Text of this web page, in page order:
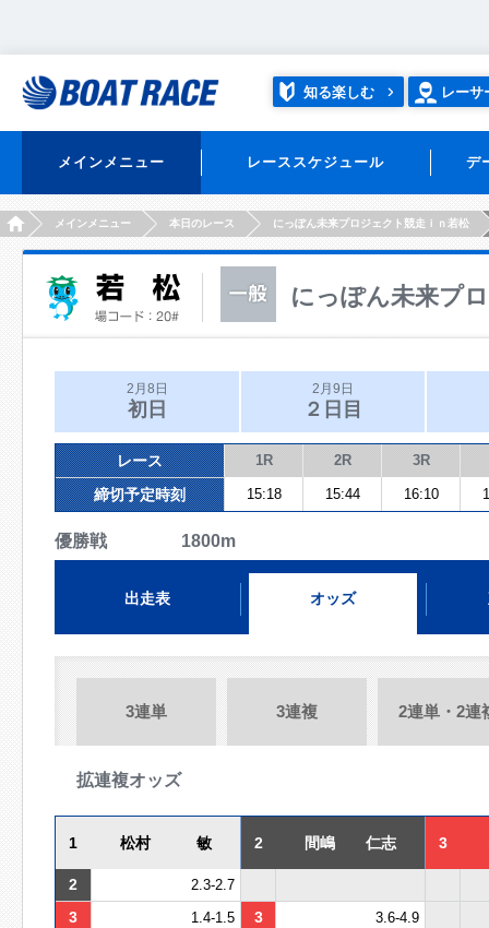
知る楽しむ レーサ
メインメニュー レーススケジュール デ
HOMEメインメニュー 本日のレース にっぽん未来プロジェクト競走ｉｎ若松
にっぽん未来プ
2月8日
初日
2月9日
２日目
レース 1R 2R 3R
締切予定時刻 15:18 15:44 16:10
優勝戦 1800m
出走表 オッズ
3連単 3連複 2連単・2連
拡連複オッズ
1 松村 敏 2 間嶋 仁志 3
2 2.3-2.7
3 1.4-1.5 3 3.6-4.9